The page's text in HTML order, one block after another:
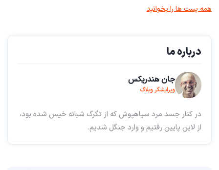
همه پست ها را بخوانید
درباره ما
جان هندریکس
ویرایشگر وبلاگ
در کنار جسد مرد سیاهپوش که از تگرگ شبانه خیس شده بود،
از لاین پایین رفتیم و وارد جنگل شدیم.